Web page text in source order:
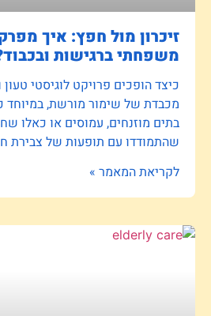
זיכרון מול חפץ: איך
משפחתי ברגישות
כיצד הופכים פרויקט לוגיסטי טעון
מכבדת של שימור מורשת,
בתים מוזנחים, עמוסים או כאלו
שהתמודדו עם תופעות של צבירת
לקריאת המאמר »